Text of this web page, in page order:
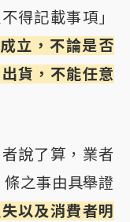
得記載事項」
立，不論是否
貨，不能任意
說了算，業者
之事由具舉證
以及消費者明